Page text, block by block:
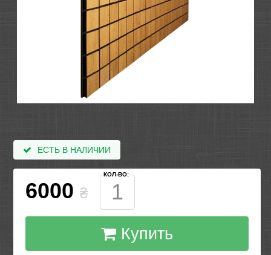
ЕСТЬ В НАЛИЧИИ
6000 ₴
КОЛ-ВО:
Купить